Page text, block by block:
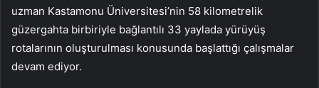
uzman Kastamonu Üniversitesi’nin 58 kilometrelik
güzergahta birbiriyle bağlantılı 33 yaylada yürüyüş
rotalarının oluşturulması konusunda başlattığı çalışmalar
devam ediyor.